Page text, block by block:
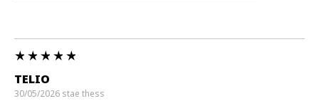
TELIO
30/05/2026 stae thess